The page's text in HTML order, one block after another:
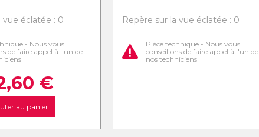
vue éclatée : 0
- Nous vous
de faire appel à l'un de
€
au panier
Repère sur la vue éclatée : 0
Pièce technique - Nous vous
conseillons de faire appel à l'un de
nos techniciens